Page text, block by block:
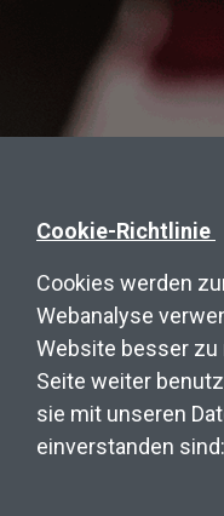
Cookie-Richtlinie
Cookies werden
Webanalyse
Website besser zu
Seite weiter
sie mit unseren
einverstanden